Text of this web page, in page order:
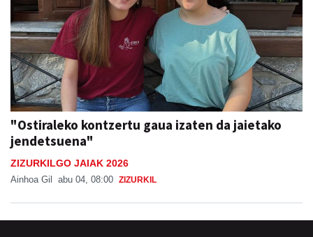
"Ostiraleko kontzertu gaua izaten da jaietako
jendetsuena"
ZIZURKILGO JAIAK 2026
Ainhoa Gil abu 04, 08:00 ZIZURKIL